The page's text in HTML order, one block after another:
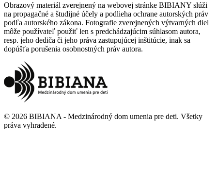
Obrazový materiál zverejnený na webovej stránke BIBIANY slúži
na propagačné a študijné účely a podlieha ochrane autorských práv
podľa autorského zákona. Fotografie zverejnených výtvarných diel
môže používateľ použiť len s predchádzajúcim súhlasom autora,
resp. jeho dediča či jeho práva zastupujúcej inštitúcie, inak sa
dopúšťa porušenia osobnostných práv autora.
© 2026 BIBIANA - Medzinárodný dom umenia pre deti. Všetky
práva vyhradené.